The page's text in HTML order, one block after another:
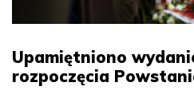
Upamiętniono
rozpoczęcia